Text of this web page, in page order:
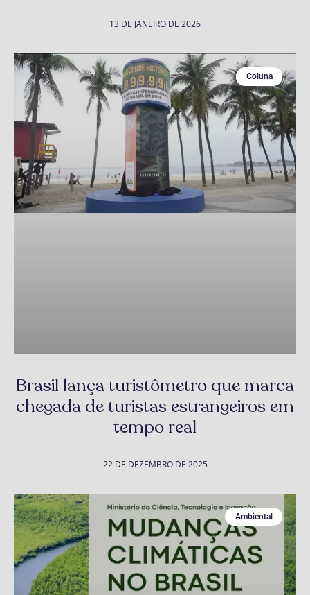
13 DE JANEIRO DE 2026
Coluna
Brasil lança turistômetro que marca
chegada de turistas estrangeiros em
tempo real
22 DE DEZEMBRO DE 2025
Ambiental